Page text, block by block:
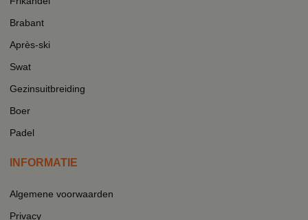
Brabant
Après-ski
Swat
Gezinsuitbreiding
Boer
Padel
INFORMATIE
Algemene voorwaarden
Privacy